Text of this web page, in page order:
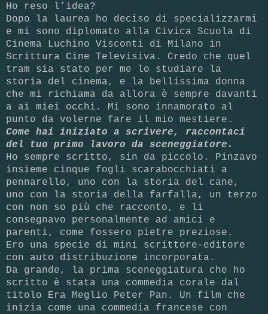
Ho reso l’idea?
Dopo la laurea ho deciso di specializzarmi
e mi sono diplomato alla Civica Scuola di
Cinema Luchino Visconti di Milano in
Scrittura Cine Televisiva. Credo che quel
tram sia stato per me lo studiare la
storia del cinema, e la bellissima donna
che mi richiama da allora è sempre davanti
a ai miei occhi. Mi sono innamorato al
punto da volerne fare il mio mestiere.
Come hai iniziato a scrivere, raccontaci
del tuo primo lavoro da sceneggiatore.
Ho sempre scritto, sin da piccolo. Pinzavo
insieme cinque fogli scarabocchiati a
pennarello, uno con la storia del cane,
uno con la storia della farfalla, un terzo
con non so più che racconto, e li
consegnavo personalmente ad amici e
parenti, come fossero pietre preziose.
Ero una specie di mini scrittore-editore
con auto distribuzione incorporata.
Da grande, la prima sceneggiatura che ho
scritto è stata una commedia corale dal
titolo Era Meglio Peter Pan. Un film che
inizia come una commedia francese con